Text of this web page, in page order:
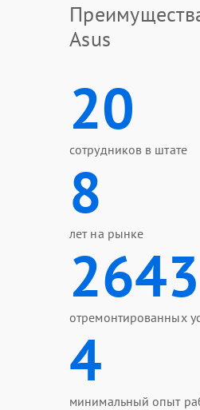
Asus
20
сотрудников в штате
8
лет на рынке
2643
отремонтированных
4
минимальный опыт